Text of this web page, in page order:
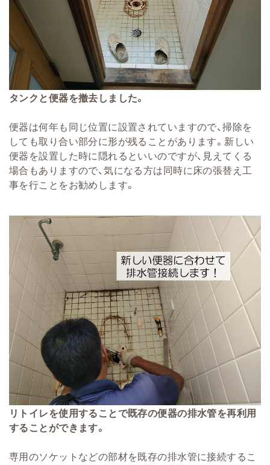
タンクと便器を撤去しました。
便器は何年も同じ位置に設置されていますので、掃除を
しても取り合い部分に形が残ることがあります。新しい
便器を設置した時に隠れるといいのですが、見えてくる
場合もありますので、気になる方は同時に床の張替え工
事を行ことをお勧めします。
リトイレを使用することで既存の便器の排水管を再利用
することができます。
専用のソケットなどの部材を既存の排水管に接続するこ